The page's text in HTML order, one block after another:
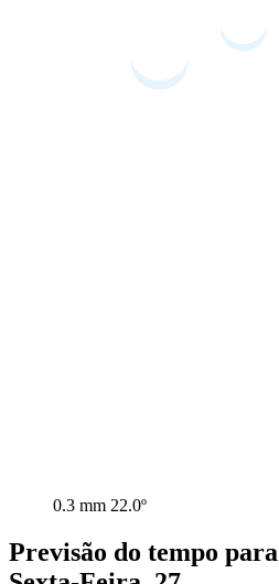
0.3 mm 22.0º
Previsão do tempo para